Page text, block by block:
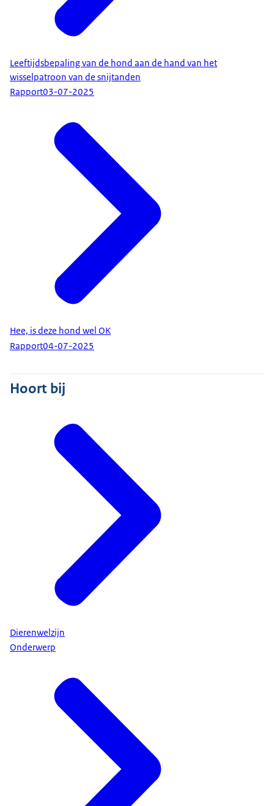
Leeftijdsbepaling van de hond aan de hand van het
wisselpatroon van de snijtanden
Rapport03-07-2025
Hee, is deze hond wel OK
Rapport04-07-2025
Hoort bij
Dierenwelzijn
Onderwerp